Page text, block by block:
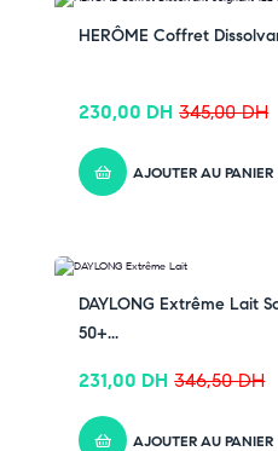
-33% OFF
HERÔME Coffret
345,00DH
230,00 DH
AJOUTER AU PANIER
DAYLONG Extrême Lait
50+...
346,50DH
231,00 DH
AJOUTER AU PANIER